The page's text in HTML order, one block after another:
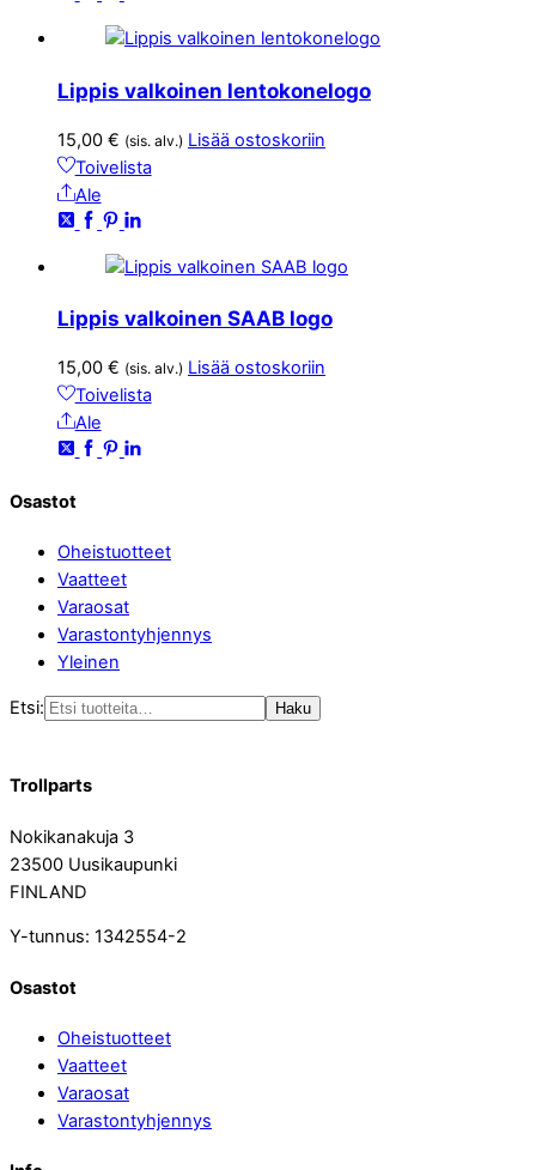
Lippis valkoinen lentokonelogo
15,00 € (sis. alv.) Lisää ostoskoriin
Toivelista
Ale
Lippis valkoinen SAAB logo
15,00 € (sis. alv.) Lisää ostoskoriin
Toivelista
Ale
Osastot
Oheistuotteet
Vaatteet
Varaosat
Varastontyhjennys
Yleinen
Etsi: Haku
Trollparts
Nokikanakuja 3
23500 Uusikaupunki
FINLAND
Y-tunnus: 1342554-2
Osastot
Oheistuotteet
Vaatteet
Varaosat
Varastontyhjennys